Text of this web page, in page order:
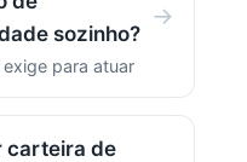
sozinho?
exige para atuar
→
carteira de